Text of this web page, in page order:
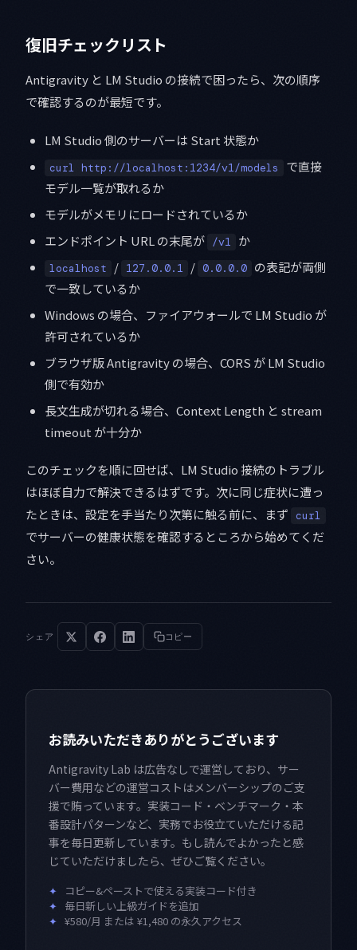
復旧チェックリスト
Antigravity と LM Studio の接続で困ったら、次の順序
で確認するのが最短です。
LM Studio 側のサーバーは Start 状態か
curl http://localhost:1234/v1/models
で直接
モデル一覧が取れるか
モデルがメモリにロードされているか
エンドポイント URL の末尾が /v1 か
localhost / 127.0.0.1 / 0.0.0.0 の表記が両側
で一致しているか
Windows の場合、ファイアウォールで LM Studio が
許可されているか
ブラウザ版 Antigravity の場合、CORS が LM Studio
側で有効か
長文生成が切れる場合、Context Length と stream
timeout が十分か
このチェックを順に回せば、LM Studio 接続のトラブル
はほぼ自力で解決できるはずです。次に同じ症状に遭っ
たときは、設定を手当たり次第に触る前に、まず curl
でサーバーの健康状態を確認するところから始めてくだ
さい。
シェア コピー
お読みいただきありがとうございます
Antigravity Lab は広告なしで運営しており、サー
バー費用などの運営コストはメンバーシップのご支
援で賄っています。実装コード・ベンチマーク・本
番設計パターンなど、実務でお役立ていただける記
事を毎日更新しています。もし読んでよかったと感
じていただけましたら、ぜひご覧ください。
✦
コピー&ペーストで使える実装コード付き
✦ 毎日新しい上級ガイドを追加
✦ ¥580/月 または ¥1,480 の永久アクセス